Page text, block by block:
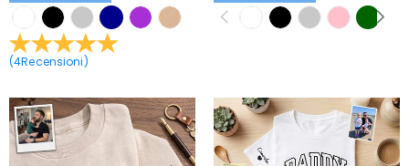
(4Recensioni)